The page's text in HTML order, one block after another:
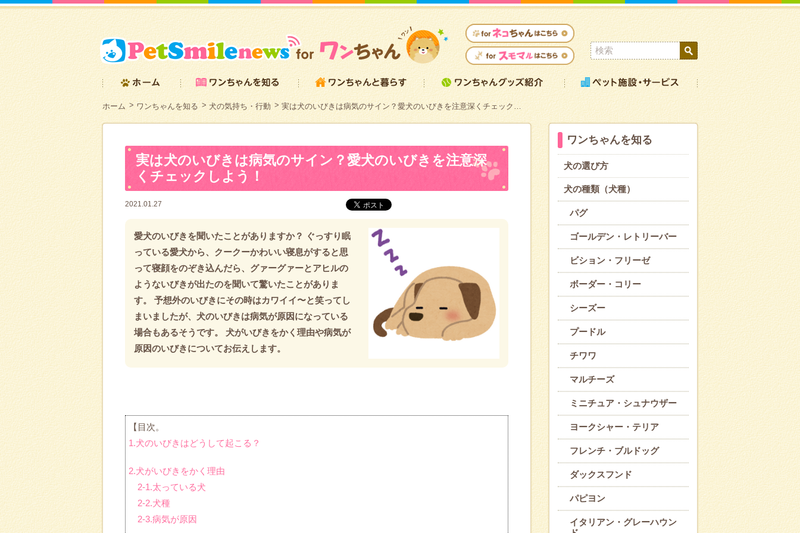
ホーム ワンちゃんを知る 犬の気持ち・行動 実は犬のいびきは病気のサイン？愛犬のいびきを注意深くチェック…
実は犬のいびきは病気のサイン？愛犬のいびきを注意深
くチェックしよう！
2021.01.27
愛犬のいびきを聞いたことがありますか？ ぐっすり眠
っている愛犬から、クークーかわいい寝息がすると思
って寝顔をのぞき込んだら、グァーグァーとアヒルの
ようないびきが出たのを聞いて驚いたことがありま
す。 予想外のいびきにその時はカワイイ〜と笑ってし
まいましたが、犬のいびきは病気が原因になっている
場合もあるそうです。 犬がいびきをかく理由や病気が
原因のいびきについてお伝えします。
【目次。
1.犬のいびきはどうして起こる？
2.犬がいびきをかく理由
2-1.太っている犬
2-2.犬種
2-3.病気が原因
ワンちゃんを知る
犬の選び方
犬の種類（犬種）
パグ
ゴールデン・レトリーバー
ビション・フリーゼ
ボーダー・コリー
シーズー
プードル
チワワ
マルチーズ
ミニチュア・シュナウザー
ヨークシャー・テリア
フレンチ・ブルドッグ
ダックスフンド
パピヨン
イタリアン・グレーハウン